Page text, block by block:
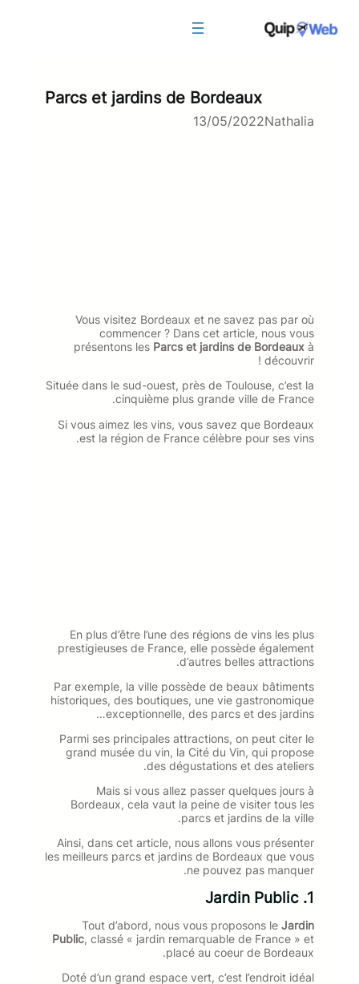
Parcs et jardins de Bordeaux
Nathalia
13/05/2022
Vous visitez Bordeaux et ne savez pas par où
commencer ? Dans cet article, nous vous
présentons les Parcs et jardins de Bordeaux à
découvrir !
Située dans le sud-ouest, près de Toulouse, c’est la
cinquième plus grande ville de France.
Si vous aimez les vins, vous savez que Bordeaux
est la région de France célèbre pour ses vins.
En plus d’être l’une des régions de vins les plus
prestigieuses de France, elle possède également
d’autres belles attractions.
Par exemple, la ville possède de beaux bâtiments
historiques, des boutiques, une vie gastronomique
exceptionnelle, des parcs et des jardins…
Parmi ses principales attractions, on peut citer le
grand musée du vin, la Cité du Vin, qui propose
des dégustations et des ateliers.
Mais si vous allez passer quelques jours à
Bordeaux, cela vaut la peine de visiter tous les
parcs et jardins de la ville.
Ainsi, dans cet article, nous allons vous présenter
les meilleurs parcs et jardins de Bordeaux que vous
ne pouvez pas manquer.
1.
Jardin Public
Tout d’abord, nous vous proposons le Jardin
Public, classé « jardin remarquable de France » et
placé au coeur de Bordeaux.
Doté d’un grand espace vert, c’est l’endroit idéal